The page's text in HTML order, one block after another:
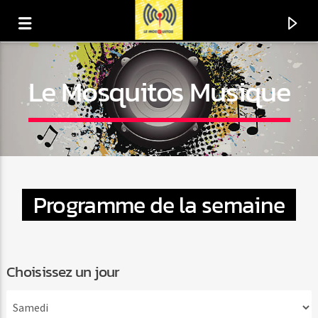
En ce moment
Artiste
Le Mosquitos Musique
Programme de la semaine
Choisissez un jour